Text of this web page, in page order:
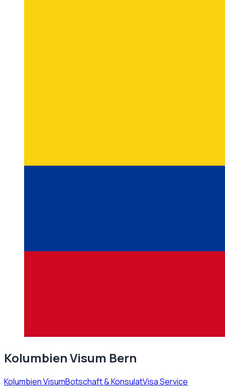
Kolumbien Visum Bern
Kolumbien VisumBotschaft & KonsulatVisa Service